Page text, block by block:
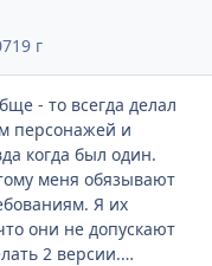
19 г
- то всегда делал
персонажей и
когда был один.
меня обязывают
Я их
они не допускают
2 версии.